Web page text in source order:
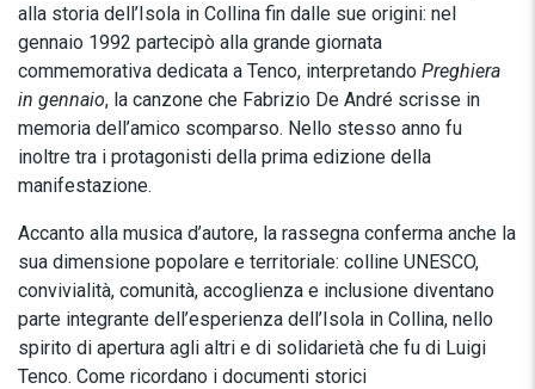
alla storia dell’Isola in Collina fin dalle sue origini: nel
gennaio 1992 partecipò alla grande giornata
commemorativa dedicata a Tenco, interpretando Preghiera
in gennaio, la canzone che Fabrizio De André scrisse in
memoria dell’amico scomparso. Nello stesso anno fu
inoltre tra i protagonisti della prima edizione della
manifestazione.
Accanto alla musica d’autore, la rassegna conferma anche la
sua dimensione popolare e territoriale: colline UNESCO,
convivialità, comunità, accoglienza e inclusione diventano
parte integrante dell’esperienza dell’Isola in Collina, nello
spirito di apertura agli altri e di solidarietà che fu di Luigi
Tenco. Come ricordano i documenti storici